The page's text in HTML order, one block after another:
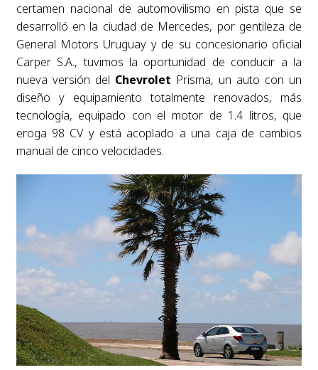
certamen nacional de automovilismo en pista que se
desarrolló en la ciudad de Mercedes, por gentileza de
General Motors Uruguay y de su concesionario oficial
Carper S.A., tuvimos la oportunidad de conducir a la
nueva versión del Chevrolet Prisma, un auto con un
diseño y equipamiento totalmente renovados, más
tecnología, equipado con el motor de 1.4 litros, que
eroga 98 CV y está acoplado a una caja de cambios
manual de cinco velocidades.